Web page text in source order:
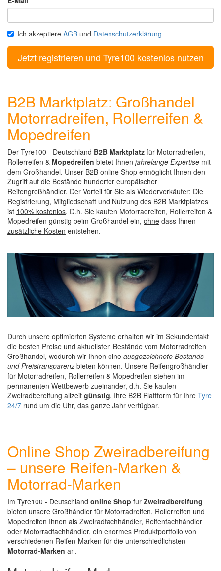
Ich akzeptiere AGB und Datenschutzerklärung
B2B Marktplatz: Großhandel
Motorradreifen, Rollerreifen &
Mopedreifen
Der Tyre100 - Deutschland B2B Marktplatz für Motorradreifen,
Rollerreifen & Mopedreifen bietet Ihnen jahrelange Expertise mit
dem Großhandel. Unser B2B online Shop ermöglicht Ihnen den
Zugriff auf die Bestände hunderter europäischer
Reifengroßhändler. Der Vorteil für Sie als Wiederverkäufer: Die
Registrierung, Mitgliedschaft und Nutzung des B2B Marktplatzes
ist 100% kostenlos. D.h. Sie kaufen Motorradreifen, Rollerreifen &
Mopedreifen günstig beim Großhandel ein, ohne dass Ihnen
zusätzliche Kosten entstehen.
Durch unsere optimierten Systeme erhalten wir im Sekundentakt
die besten Preise und aktuellsten Bestände vom Motorradreifen
Großhandel, wodurch wir Ihnen eine ausgezeichnete Bestands-
und Preistransparenz bieten können. Unsere Reifengroßhändler
für Motorradreifen, Rollerreifen & Mopedreifen stehen im
permanenten Wettbewerb zueinander, d.h. Sie kaufen
Zweiradbereifung allzeit günstig. Ihre B2B Plattform für Ihre Tyre
24/7 rund um die Uhr, das ganze Jahr verfügbar.
Online Shop Zweiradbereifung
– unsere Reifen-Marken &
Motorrad-Marken
Im Tyre100 - Deutschland online Shop für Zweiradbereifung
bieten unsere Großhändler für Motorradreifen, Rollerreifen und
Mopedreifen Ihnen als Zweiradfachhändler, Reifenfachhändler
oder Motorradfachhändler, ein enormes Produktportfolio von
verschiedenen Reifen-Marken für die unterschiedlichsten
Motorrad-Marken an.